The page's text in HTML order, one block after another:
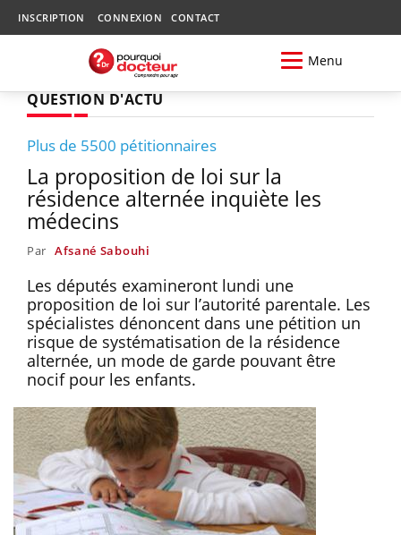
INSCRIPTION CONNEXION CONTACT
Menu
QUESTION D'ACTU
Plus de 5500 pétitionnaires
La proposition de loi sur la
résidence alternée inquiète les
médecins
Par Afsané Sabouhi
Les députés examineront lundi une
proposition de loi sur l’autorité parentale. Les
spécialistes dénoncent dans une pétition un
risque de systématisation de la résidence
alternée, un mode de garde pouvant être
nocif pour les enfants.